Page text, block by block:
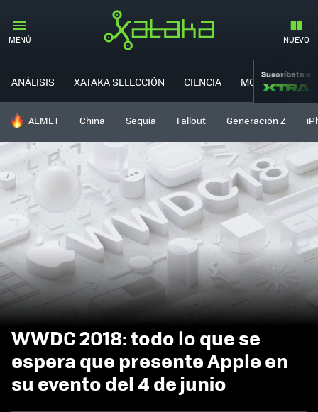
MENÚ NUEVO
ANÁLISIS XATAKA SELECCIÓN CIENCIA MOVILIDAD
Suscríbete a
HOY SE HABLA DE
AEMET China Sequía Fallout Generación Z
WWDC 2018: todo lo que se
espera que presente Apple en
su evento del 4 de junio